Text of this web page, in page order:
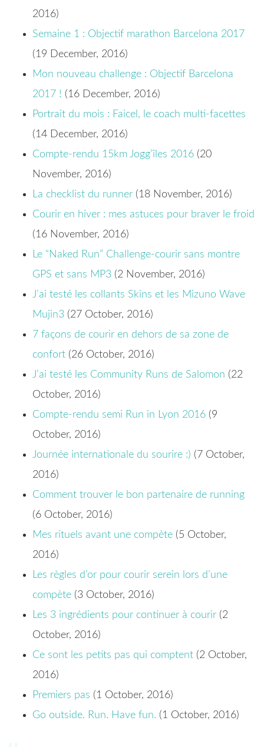
2016)
Semaine 1 : Objectif marathon Barcelona 2017
(19 December, 2016)
Mon nouveau challenge : Objectif Barcelona
2017 ! (16 December, 2016)
Portrait du mois : Faicel, le coach multi-facettes
(14 December, 2016)
Compte-rendu 15km Jogg’îles 2016 (20
November, 2016)
La checklist du runner (18 November, 2016)
Courir en hiver : mes astuces pour braver le froid
(16 November, 2016)
Le “Naked Run” Challenge-courir sans montre
GPS et sans MP3 (2 November, 2016)
J’ai testé les collants Skins et les Mizuno Wave
Mujin3 (27 October, 2016)
7 façons de courir en dehors de sa zone de
confort (26 October, 2016)
J’ai testé les Community Runs de Salomon (22
October, 2016)
Compte-rendu semi Run in Lyon 2016 (9
October, 2016)
Journée internationale du sourire :) (7 October,
2016)
Comment trouver le bon partenaire de running
(6 October, 2016)
Mes rituels avant une compète (5 October,
2016)
Les règles d’or pour courir serein lors d’une
compète (3 October, 2016)
Les 3 ingrédients pour continuer à courir (2
October, 2016)
Ce sont les petits pas qui comptent (2 October,
2016)
Premiers pas (1 October, 2016)
Go outside. Run. Have fun. (1 October, 2016)